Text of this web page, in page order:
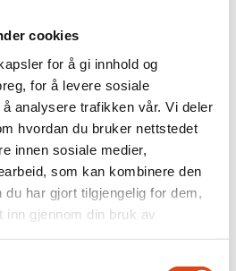
cookies
for å gi innhold og
for å levere sosiale
analysere trafikken vår. Vi deler
hvordan du bruker nettstedet
innen sosiale medier,
som kan kombinere den
har gjort tilgjengelig for dem,
inn gjennom din bruk avnatten